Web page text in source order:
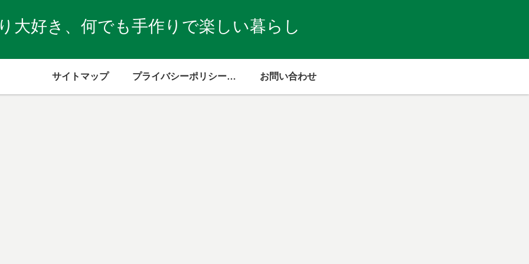
大好き、何でも手作りで楽しい暮らし
サイトマップ プライバシーポリシー・免責事項 お問い合わせ